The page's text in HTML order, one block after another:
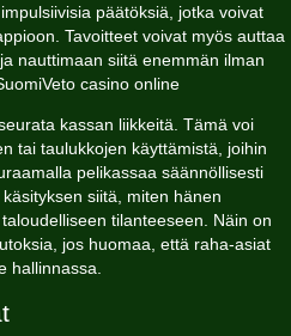
päätöksiä, jotka voivat
Tavoitteet voivat myös auttaa
nauttimaan siitä enemmän ilman
casino online
kassan liikkeitä. Tämä voi
tai taulukkojen käyttämistä, joihin
pelikassaa säännöllisesti
siitä, miten hänen
tilanteeseen. Näin on
jos huomaa, että raha-asiat
hallinnassa.